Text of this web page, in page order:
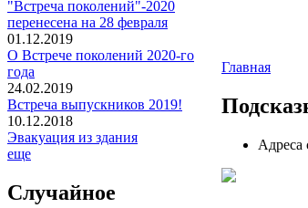
"Встреча поколений"-2020
перенесена на 28 февраля
01.12.2019
О Встрече поколений 2020-го
года
24.02.2019
Встреча выпускников 2019!
10.12.2018
Эвакуация из здания
еще
Случайное
Главная
Адреса